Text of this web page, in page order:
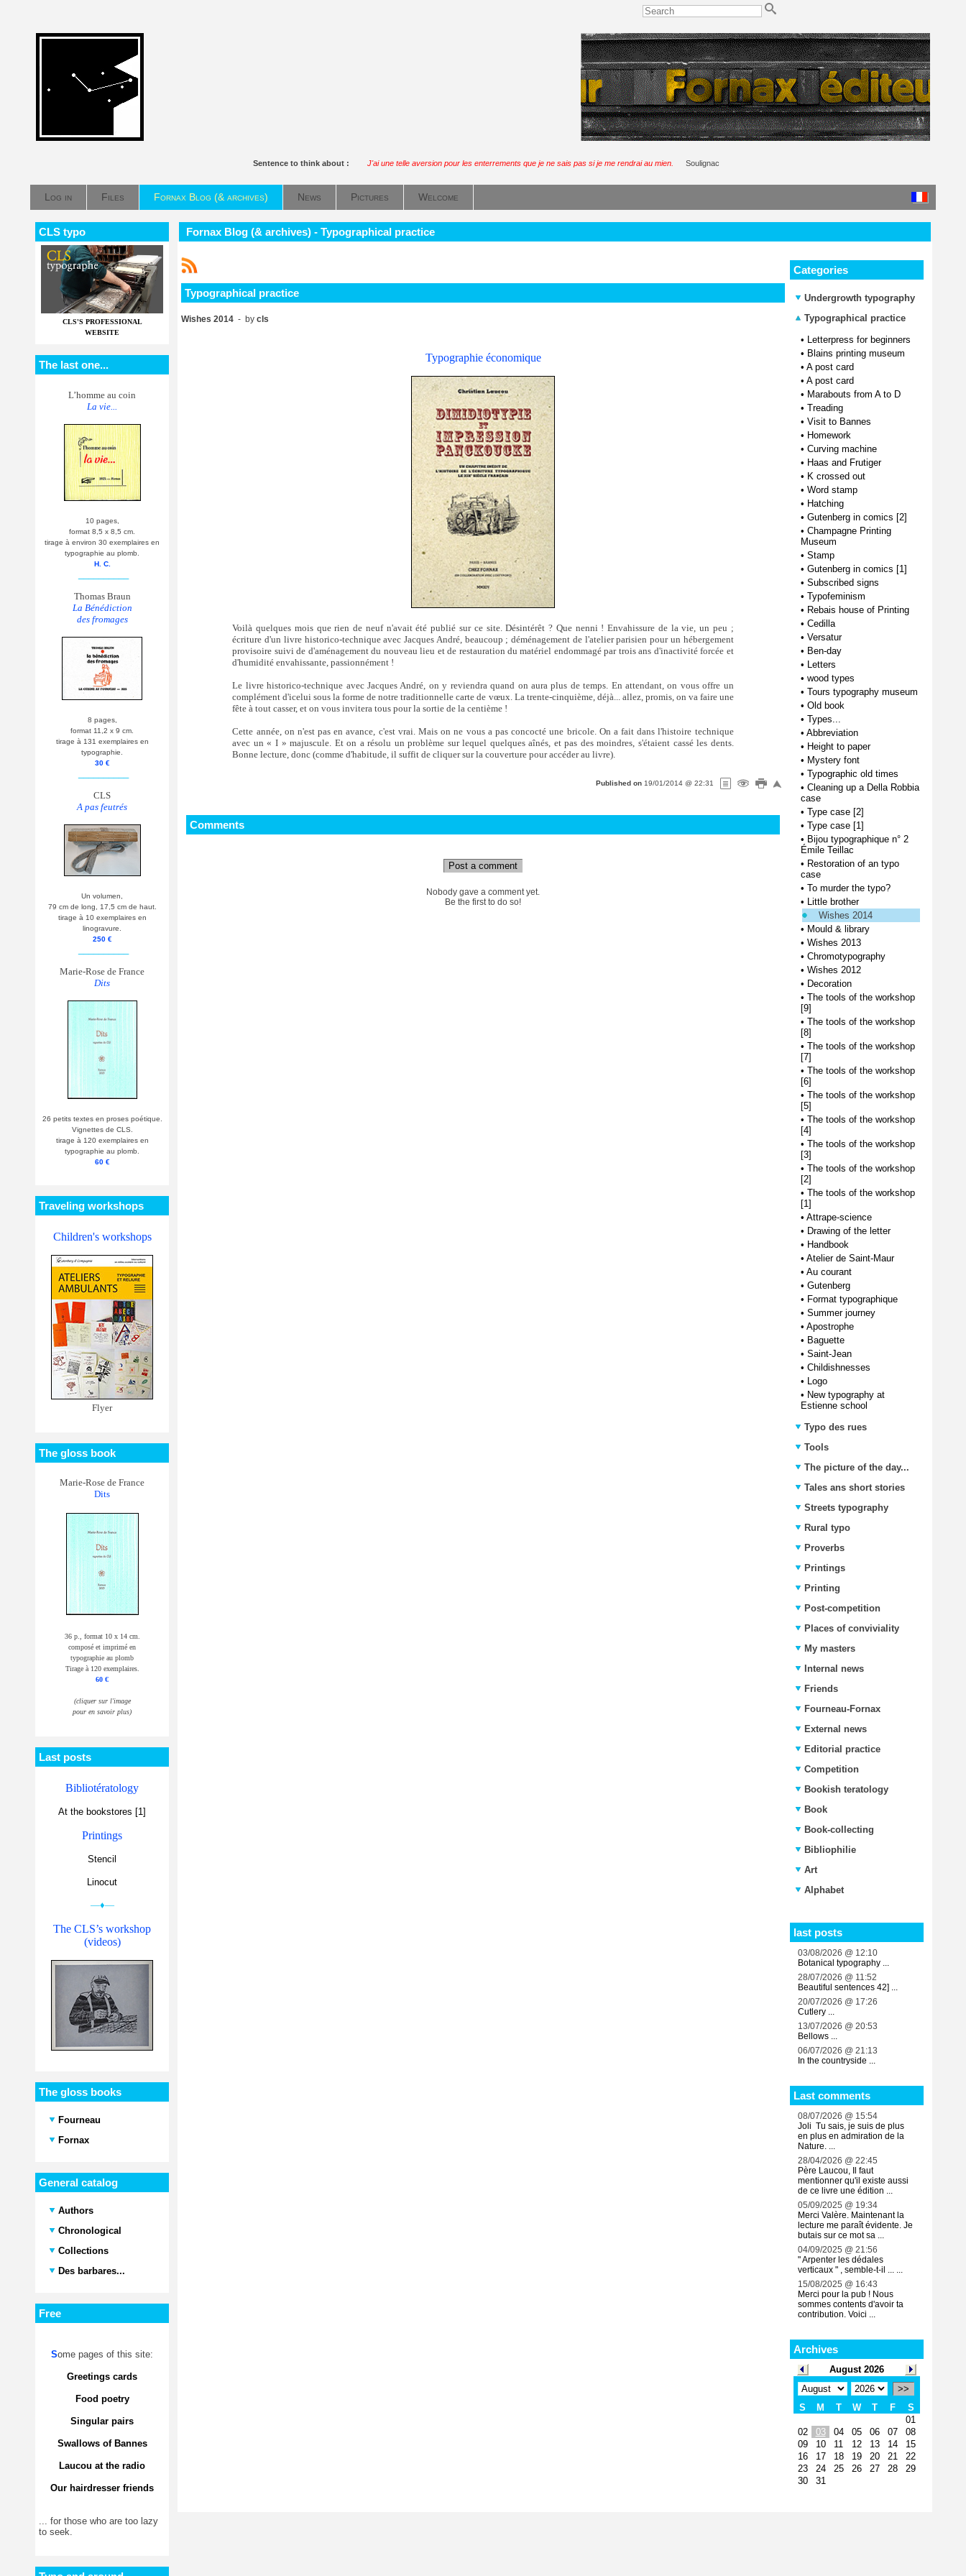
Sentence to think about : J'ai une telle aversion pour les enterrements que je ne sais pas si je me rendrai au mien. Soulignac
Log in Files Fornax Blog (& archives) News Pictures Welcome
CLS typo
CLS'S PROFESSIONAL
WEBSITE
The last one...
L’homme au coin
La vie...
10 pages,
format 8,5 x 8,5 cm.
tirage à environ 30 exemplaires en
typographie au plomb.
H. C.
Thomas Braun
La Bénédiction
des fromages
8 pages,
format 11,2 x 9 cm.
tirage à 131 exemplaires en
typographie.
30 €
CLS
A pas feutrés
Un volumen,
79 cm de long, 17,5 cm de haut.
tirage à 10 exemplaires en
linogravure.
250 €
Marie-Rose de France
Dits
26 petits textes en proses poétique.
Vignettes de CLS.
tirage à 120 exemplaires en
typographie au plomb.
60 €
Traveling workshops
Children's workshops
Flyer
The gloss book
Marie-Rose de France
Dits
36 p., format 10 x 14 cm.
composé et imprimé en
typographie au plomb
Tirage à 120 exemplaires.
60 €
(cliquer sur l'image
pour en savoir plus)
Last posts
Bibliotératology
At the bookstores [1]
Printings
Stencil
Linocut
—♦—
The CLS’s workshop
(videos)
The gloss books
Fourneau
Fornax
General catalog
Authors
Chronological
Collections
Des barbares...
Free
Some pages of this site:
Greetings cards
Food poetry
Singular pairs
Swallows of Bannes
Laucou at the radio
Our hairdresser friends
... for those who are too lazy
to seek.
Fornax Blog (& archives) - Typographical practice
Typographical practice
Wishes 2014 - by cls
Typographie économique
Voilà quelques mois que rien de neuf n'avait été publié sur ce site. Désintérêt ? Que nenni ! Envahissure de la vie, un peu ;
écriture d'un livre historico-technique avec Jacques André, beaucoup ; déménagement de l'atelier parisien pour un hébergement
provisoire suivi de d'aménagement du nouveau lieu et de restauration du matériel endommagé par trois ans d'inactivité forcée et
d'humidité envahissante, passionnément !
Le livre historico-technique avec Jacques André, on y reviendra quand on aura plus de temps. En attendant, on vous offre un
complément d'icelui sous la forme de notre traditionnelle carte de vœux. La trente-cinquième, déjà... allez, promis, on va faire une
fête à tout casser, et on vous invitera tous pour la sortie de la centième !
Cette année, on n'est pas en avance, c'est vrai. Mais on ne vous a pas concocté une bricole. On a fait dans l'histoire technique
avec un « I » majuscule. Et on a résolu un problème sur lequel quelques aînés, et pas des moindres, s'étaient cassé les dents.
Bonne lecture, donc (comme d'habitude, il suffit de cliquer sur la couverture pour accéder au livre).
Published on 19/01/2014 @ 22:31
Comments
Post a comment
Nobody gave a comment yet.
Be the first to do so!
Categories
Undergrowth typography
Typographical practice
• Letterpress for beginners
• Blains printing museum
• A post card
• A post card
• Marabouts from A to D
• Treading
• Visit to Bannes
• Homework
• Curving machine
• Haas and Frutiger
• K crossed out
• Word stamp
• Hatching
• Gutenberg in comics [2]
• Champagne Printing
Museum
• Stamp
• Gutenberg in comics [1]
• Subscribed signs
• Typofeminism
• Rebais house of Printing
• Cedilla
• Versatur
• Ben-day
• Letters
• wood types
• Tours typography museum
• Old book
• Types...
• Abbreviation
• Height to paper
• Mystery font
• Typographic old times
• Cleaning up a Della Robbia
case
• Type case [2]
• Type case [1]
• Bijou typographique n° 2
Émile Teillac
• Restoration of an typo
case
• To murder the typo?
• Little brother
Wishes 2014
• Mould & library
• Wishes 2013
• Chromotypography
• Wishes 2012
• Decoration
• The tools of the workshop
[9]
• The tools of the workshop
[8]
• The tools of the workshop
[7]
• The tools of the workshop
[6]
• The tools of the workshop
[5]
• The tools of the workshop
[4]
• The tools of the workshop
[3]
• The tools of the workshop
[2]
• The tools of the workshop
[1]
• Attrape-science
• Drawing of the letter
• Handbook
• Atelier de Saint-Maur
• Au courant
• Gutenberg
• Format typographique
• Summer journey
• Apostrophe
• Baguette
• Saint-Jean
• Childishnesses
• Logo
• New typography at
Estienne school
Typo des rues
Tools
The picture of the day...
Tales ans short stories
Streets typography
Rural typo
Proverbs
Printings
Printing
Post-competition
Places of conviviality
My masters
Internal news
Friends
Fourneau-Fornax
External news
Editorial practice
Competition
Bookish teratology
Book
Book-collecting
Bibliophilie
Art
Alphabet
last posts
03/08/2026 @ 12:10
Botanical typography ...
28/07/2026 @ 11:52
Beautiful sentences 42] ...
20/07/2026 @ 17:26
Cutlery ...
13/07/2026 @ 20:53
Bellows ...
06/07/2026 @ 21:13
In the countryside ...
Last comments
08/07/2026 @ 15:54
Joli Tu sais, je suis de plus
en plus en admiration de la
Nature. ...
28/04/2026 @ 22:45
Père Laucou, Il faut
mentionner qu'il existe aussi
de ce livre une édition ...
05/09/2025 @ 19:34
Merci Valère. Maintenant la
lecture me paraît évidente. Je
butais sur ce mot sa ...
04/09/2025 @ 21:56
" Arpenter les dédales
verticaux " , semble-t-il ... ...
15/08/2025 @ 16:43
Merci pour la pub ! Nous
sommes contents d'avoir ta
contribution. Voici ...
Archives
August 2026
>>
S
M T W T F
S
01
02
03 04 05 06 07
08
09
10 11 12 13 14
15
16
17 18 19 20 21
22
23
24 25 26 27 28
29
30
31